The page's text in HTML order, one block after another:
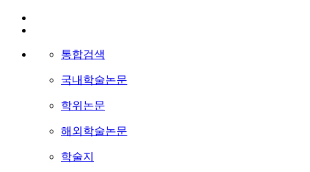
통합검색
국내학술논문
학위논문
해외학술논문
학술지